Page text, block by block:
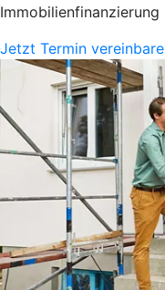
Immobilienfinanzierung
Jetzt Termin